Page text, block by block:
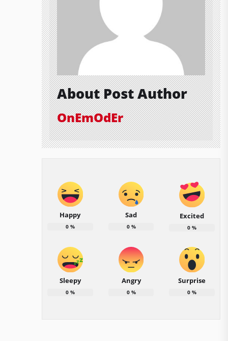
About Post Author
OnEmOdEr
Happy
0%
Sad
0%
Excited
0 %
Sleepy
0%
Angry
0%
Surprise
0 %